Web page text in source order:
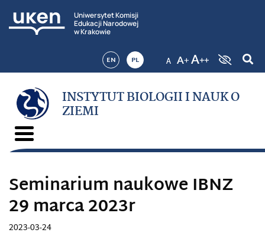
Uniwersytet Komisji
Edukacji Narodowej
w Krakowie
EN PL
INSTYTUT BIOLOGII I NAUK O
ZIEMI
Seminarium naukowe IBNZ
29 marca 2023r
2023-03-24